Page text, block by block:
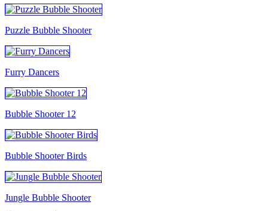
Puzzle Bubble Shooter
Furry Dancers
Bubble Shooter 12
Bubble Shooter Birds
Jungle Bubble Shooter